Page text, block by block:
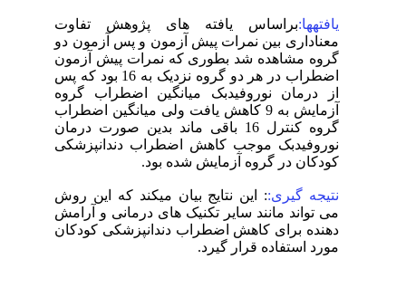
یافتهها:براساس یافته های پژوهش تفاوت
معناداری بین نمرات پیش آزمون و پس آزمون دو
گروه مشاهده شد بطوری که نمرات پیش آزمون
اضطراب در هر دو گروه نزدیک به 16 بود که پس
از درمان نوروفیدبک میانگین اضطراب گروه
آزمایش به 9 کاهش یافت ولی میانگین اضطراب
گروه کنترل 16 باقی ماند بدین صورت درمان
نوروفیدبک موجب کاهش اضطراب دندانپزشکی
کودکان در گروه آزمایش شده بود.
نتیجه گیری:: این نتایج بیان میکند که این روش
می تواند مانند سایر تکنیک های درمانی و آرامش
دهنده برای کاهش اضطراب دندانپزشکی کودکان
مورد استفاده قرار گیرد.